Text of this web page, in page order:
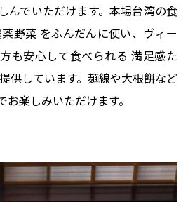
んでいただけます。本場台湾の食
野菜 をふんだんに使い、ヴィー
も安心して食べられる 満足感た
供しています。麺線や大根餅など
楽しみいただけます。